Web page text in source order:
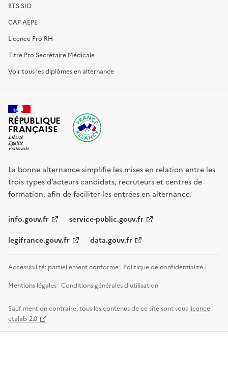
BTS SIO
CAP AEPE
Licence Pro RH
Titre Pro Secrétaire Médicale
Voir tous les diplômes en alternance
RÉPUBLIQUE
FRANÇAISE
La bonne alternance simplifie les mises en relation entre les
trois types d’acteurs candidats, recruteurs et centres de
formation, afin de faciliter les entrées en alternance.
info.gouv.fr service-public.gouv.fr
legifrance.gouv.fr data.gouv.fr
Accessibilité: partiellement conforme Politique de confidentialité
Mentions légales Conditions générales d'utilisation
Sauf mention contraire, tous les contenus de ce site sont sous licence
etalab-2.0